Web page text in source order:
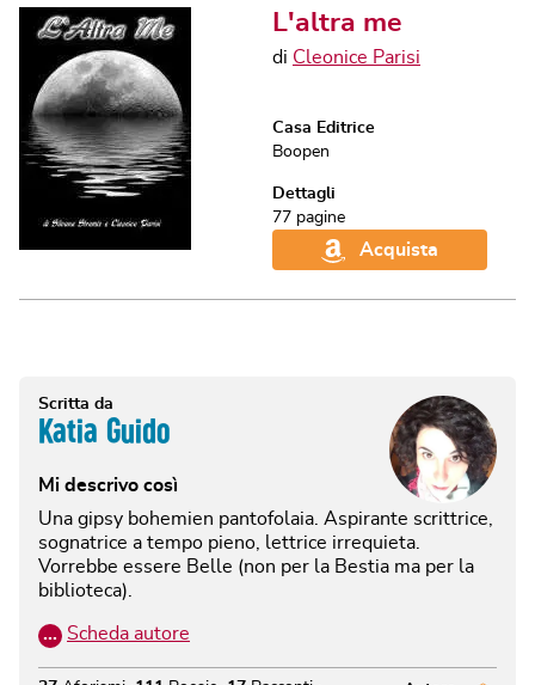
L'altra me
di Cleonice Parisi
Casa Editrice
Boopen
Dettagli
77 pagine
Acquista
Scritta da
Katia Guido
Mi descrivo così
Una gipsy bohemien pantofolaia. Aspirante scrittrice,
sognatrice a tempo pieno, lettrice irrequieta.
Vorrebbe essere Belle (non per la Bestia ma per la
biblioteca).
… Scheda autore